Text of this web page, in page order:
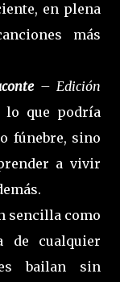
en plena
más
– Edición
lo que podría
fúnebre, sino
a vivir
sencilla como
de cualquier
bailan sin